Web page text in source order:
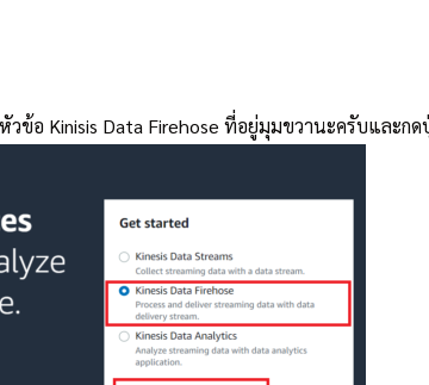
วข้อ Kinisis Data Firehose ที่อยู่มุมขวานะครับและ